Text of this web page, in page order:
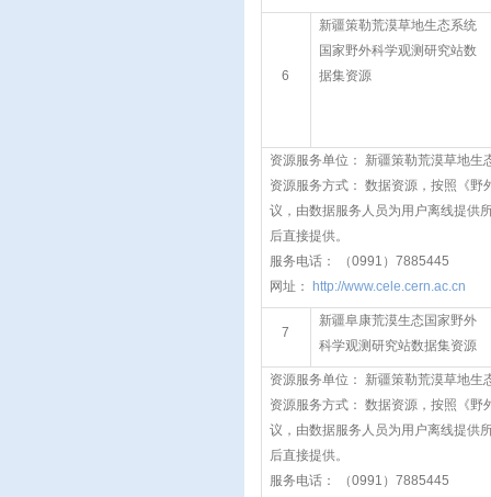
6
新疆策勒荒漠草地生态系统
国家野外科学观测研究站数
据集资源
资源服务单位： 新疆策勒荒漠草地生
资源服务方式： 数据资源，按照《
议，由数据服务人员为用户离线提供
后直接提供。
服务电话： （0991）7885445
网址：
http://www.cele.cern.ac.cn
7
新疆阜康荒漠生态国家野外
科学观测研究站数据集资源
资源服务单位： 新疆策勒荒漠草地生
资源服务方式： 数据资源，按照《
议，由数据服务人员为用户离线提供
后直接提供。
服务电话： （0991）7885445